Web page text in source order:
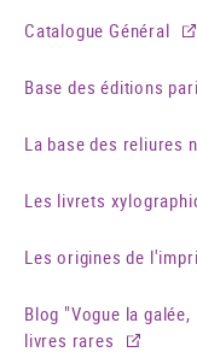
Catalogue Général
Base des éditions
La base des reliures
Les livrets
Les origines de
Blog "Vogue la
livres rares